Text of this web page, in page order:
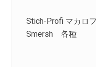
Stich-Profi マカロ
Smersh 各種